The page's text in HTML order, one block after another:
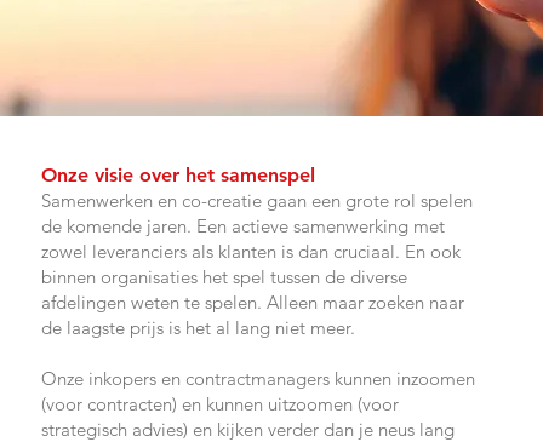
Onze visie over het samenspel
Samenwerken en co-creatie gaan een grote rol spelen
de komende jaren. Een actieve samenwerking met
zowel leveranciers als klanten is dan cruciaal. En ook
binnen organisaties het spel tussen de diverse
afdelingen weten te spelen. Alleen maar zoeken naar
de laagste prijs is het al lang niet meer.
Onze inkopers en contractmanagers kunnen inzoomen
(voor contracten) en kunnen uitzoomen (voor
strategisch advies) en kijken verder dan je neus lang